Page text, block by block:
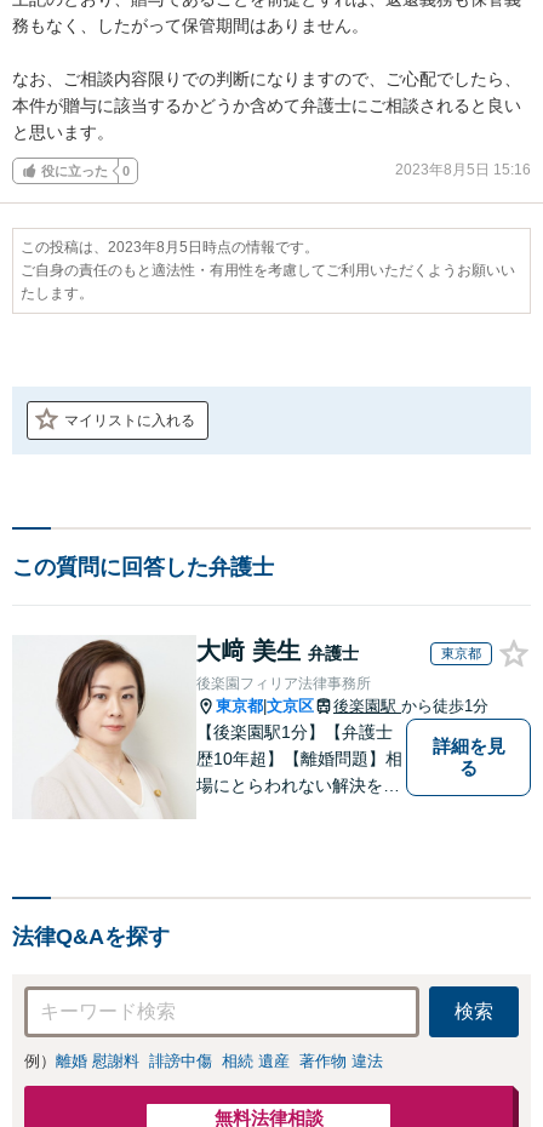
務もなく、したがって保管期間はありません。
なお、ご相談内容限りでの判断になりますので、ご心配でしたら、
本件が贈与に該当するかどうか含めて弁護士にご相談されると良い
と思います。
役に立った 0 2023年8月5日 15:16
この投稿は、2023年8月5日時点の情報です。
ご自身の責任のもと適法性・有用性を考慮してご利用いただくようお願いい
たします。
マイリストに入れる
この質問に回答した弁護士
大﨑 美生 弁護士 東京都
後楽園フィリア法律事務所
東京都 文京区 後楽園駅 から徒歩1分
【後楽園駅1分】【弁護士
歴10年超】【離婚問題】相
場にとらわれない解決を目
詳細を見
る
法律Q&Aを探す
検索
例） 離婚 慰謝料 誹謗中傷 相続 遺産 著作物 違法
無料法律相談